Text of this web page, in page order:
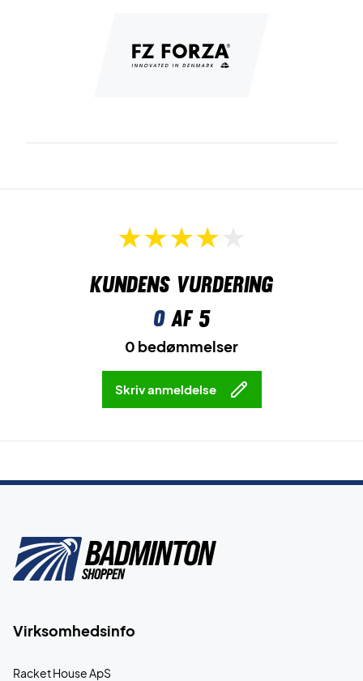
Kundens vurdering
0af 5
0 bedømmelser
Skriv anmeldelse
Virksomhedsinfo
Racket House ApS